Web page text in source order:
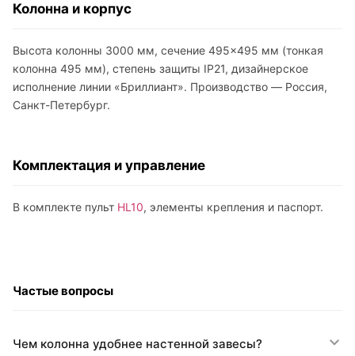
Колонна и корпус
Высота колонны 3000 мм, сечение 495×495 мм (тонкая
колонна 495 мм), степень защиты IP21, дизайнерское
исполнение линии «Бриллиант». Производство — Россия,
Санкт-Петербург.
Комплектация и управление
В комплекте пульт HL10, элементы крепления и паспорт.
Частые вопросы
Чем колонна удобнее настенной завесы?